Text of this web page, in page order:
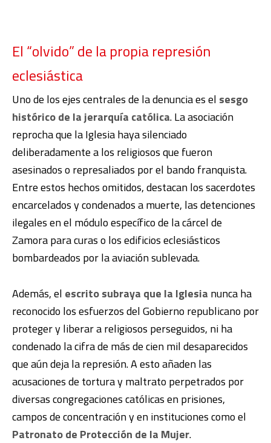
El “olvido” de la propia represión
eclesiástica
Uno de los ejes centrales de la denuncia es el sesgo
histórico de la jerarquía católica. La asociación
reprocha que la Iglesia haya silenciado
deliberadamente a los religiosos que fueron
asesinados o represaliados por el bando franquista.
Entre estos hechos omitidos, destacan los sacerdotes
encarcelados y condenados a muerte, las detenciones
ilegales en el módulo específico de la cárcel de
Zamora para curas o los edificios eclesiásticos
bombardeados por la aviación sublevada.
Además, el escrito subraya que la Iglesia nunca ha
reconocido los esfuerzos del Gobierno republicano por
proteger y liberar a religiosos perseguidos, ni ha
condenado la cifra de más de cien mil desaparecidos
que aún deja la represión. A esto añaden las
acusaciones de tortura y maltrato perpetrados por
diversas congregaciones católicas en prisiones,
campos de concentración y en instituciones como el
Patronato de Protección de la Mujer.